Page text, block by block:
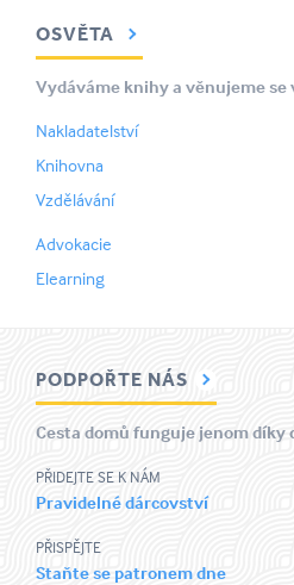
OSVĚTA
Vydáváme knihy a věnujeme se
Nakladatelství
Knihovna
Vzdělávání
Advokacie
Elearning
PODPOŘTE NÁS
Cesta domů funguje jenom díky
PŘIDEJTE SE K NÁM
Pravidelné dárcovství
PŘISPĚJTE
Staňte se patronem dne